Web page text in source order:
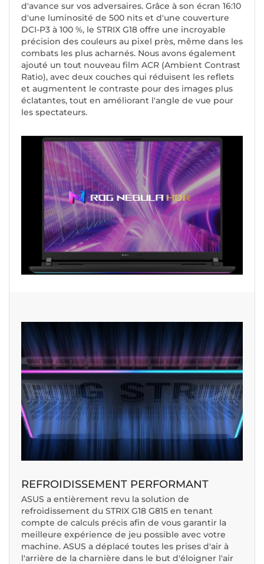
d'avance sur vos adversaires. Grâce à son écran 16:10
d'une luminosité de 500 nits et d'une couverture
DCI-P3 à 100 %, le STRIX G18 offre une incroyable
précision des couleurs au pixel près, même dans les
combats les plus acharnés. Nous avons également
ajouté un tout nouveau film ACR (Ambient Contrast
Ratio), avec deux couches qui réduisent les reflets
et augmentent le contraste pour des images plus
éclatantes, tout en améliorant l'angle de vue pour
les spectateurs.
REFROIDISSEMENT PERFORMANT
ASUS a entièrement revu la solution de
refroidissement du STRIX G18 G815 en tenant
compte de calculs précis afin de vous garantir la
meilleure expérience de jeu possible avec votre
machine. ASUS a déplacé toutes les prises d'air à
l'arrière de la charnière dans le but d'éloigner l'air